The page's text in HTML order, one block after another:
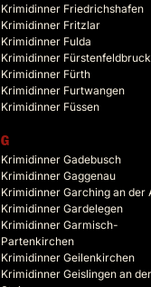
Krimidinner Friedrichshafen
Krimidinner Fritzlar
Krimidinner Fulda
Krimidinner Fürstenfeldbruck
Krimidinner Fürth
Krimidinner Furtwangen
Krimidinner Füssen
G
Krimidinner Gadebusch
Krimidinner Gaggenau
Krimidinner Garching an der
Krimidinner Gardelegen
Krimidinner Garmisch-
Partenkirchen
Krimidinner Geilenkirchen
Krimidinner Geislingen an der